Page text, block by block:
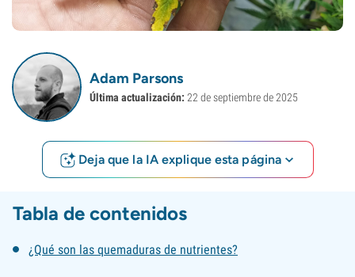
Adam Parsons
Última actualización: 22 de septiembre de 2025
Deja que la IA explique esta página
Tabla de contenidos
¿Qué son las quemaduras de nutrientes?